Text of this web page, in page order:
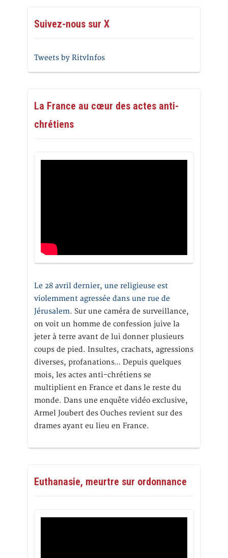
Suivez-nous sur X
Tweets by RitvInfos
La France au cœur des actes anti-
chrétiens
Le 28 avril dernier, une religieuse est
violemment agressée dans une rue de
Jérusalem. Sur une caméra de surveillance,
on voit un homme de confession juive la
jeter à terre avant de lui donner plusieurs
coups de pied. Insultes, crachats, agressions
diverses, profanations… Depuis quelques
mois, les actes anti-chrétiens se
multiplient en France et dans le reste du
monde. Dans une enquête vidéo exclusive,
Armel Joubert des Ouches revient sur des
drames ayant eu lieu en France.
Euthanasie, meurtre sur ordonnance